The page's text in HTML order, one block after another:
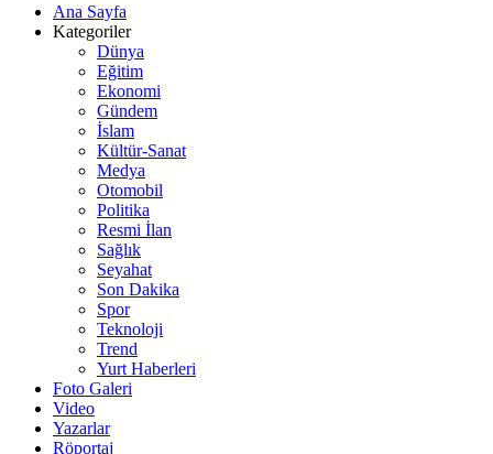
Ana Sayfa
Kategoriler
Dünya
Eğitim
Ekonomi
Gündem
İslam
Kültür-Sanat
Medya
Otomobil
Politika
Resmi İlan
Sağlık
Seyahat
Son Dakika
Spor
Teknoloji
Trend
Yurt Haberleri
Foto Galeri
Video
Yazarlar
Röportaj